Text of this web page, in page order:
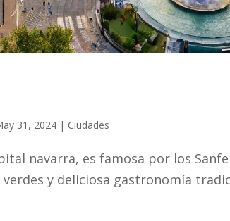
31, 2024 | Ciudades
navarra, es famosa por los
y deliciosa gastronomía